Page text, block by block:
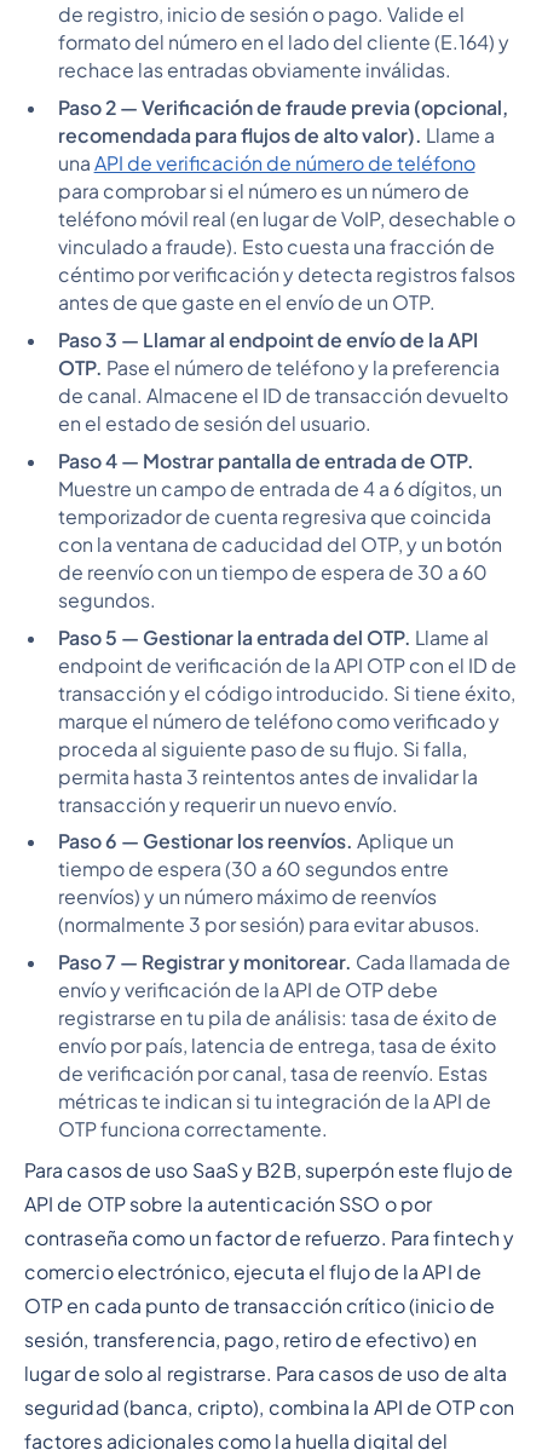
de registro, inicio de sesión o pago. Valide el
formato del número en el lado del cliente (E.164) y
rechace las entradas obviamente inválidas.
Paso 2 — Verificación de fraude previa (opcional,
recomendada para flujos de alto valor). Llame a
una API de verificación de número de teléfono
para comprobar si el número es un número de
teléfono móvil real (en lugar de VoIP, desechable o
vinculado a fraude). Esto cuesta una fracción de
céntimo por verificación y detecta registros falsos
antes de que gaste en el envío de un OTP.
Paso 3 — Llamar al endpoint de envío de la API
OTP. Pase el número de teléfono y la preferencia
de canal. Almacene el ID de transacción devuelto
en el estado de sesión del usuario.
Paso 4 — Mostrar pantalla de entrada de OTP.
Muestre un campo de entrada de 4 a 6 dígitos, un
temporizador de cuenta regresiva que coincida
con la ventana de caducidad del OTP, y un botón
de reenvío con un tiempo de espera de 30 a 60
segundos.
Paso 5 — Gestionar la entrada del OTP. Llame al
endpoint de verificación de la API OTP con el ID de
transacción y el código introducido. Si tiene éxito,
marque el número de teléfono como verificado y
proceda al siguiente paso de su flujo. Si falla,
permita hasta 3 reintentos antes de invalidar la
transacción y requerir un nuevo envío.
Paso 6 — Gestionar los reenvíos. Aplique un
tiempo de espera (30 a 60 segundos entre
reenvíos) y un número máximo de reenvíos
(normalmente 3 por sesión) para evitar abusos.
Paso 7 — Registrar y monitorear. Cada llamada de
envío y verificación de la API de OTP debe
registrarse en tu pila de análisis: tasa de éxito de
envío por país, latencia de entrega, tasa de éxito
de verificación por canal, tasa de reenvío. Estas
métricas te indican si tu integración de la API de
OTP funciona correctamente.
Para casos de uso SaaS y B2B, superpón este flujo de
API de OTP sobre la autenticación SSO o por
contraseña como un factor de refuerzo. Para fintech y
comercio electrónico, ejecuta el flujo de la API de
OTP en cada punto de transacción crítico (inicio de
sesión, transferencia, pago, retiro de efectivo) en
lugar de solo al registrarse. Para casos de uso de alta
seguridad (banca, cripto), combina la API de OTP con
factores adicionales como la huella digital del